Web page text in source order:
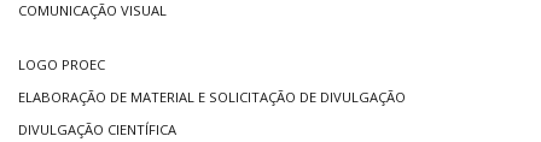
COMUNICAÇÃO VISUAL
LOGO PROEC
ELABORAÇÃO DE MATERIAL E SOLICITAÇÃO DE DIVULGAÇÃO
DIVULGAÇÃO CIENTÍFICA